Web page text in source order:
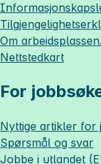
Om
Nettstedkart
For
Nyttige artikler for
Spørsmål og svar
Jobbe i utlandet